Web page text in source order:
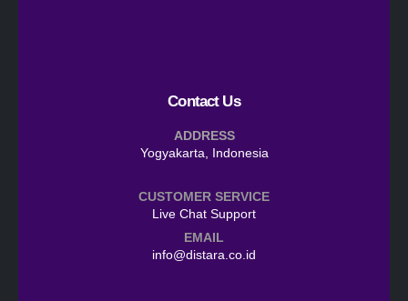
Contact Us
ADDRESS
Yogyakarta, Indonesia
CUSTOMER SERVICE
Live Chat Support
EMAIL
info@distara.co.id